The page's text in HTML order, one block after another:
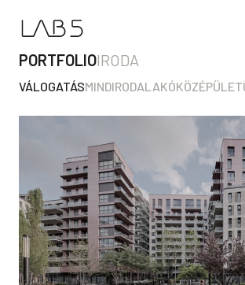
PORTFOLIOIRODA
VÁLOGATÁSMINDIRODALAKÓKÖZÉPÜLET